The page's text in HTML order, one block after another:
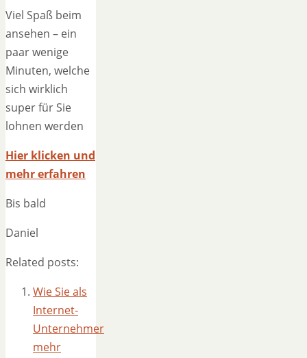
Viel Spaß beim
ansehen – ein
paar wenige
Minuten, welche
sich wirklich
super für Sie
lohnen werden
Hier klicken und
mehr erfahren
Bis bald
Daniel
Related posts:
Wie Sie als
Internet-
Unternehmer
mehr